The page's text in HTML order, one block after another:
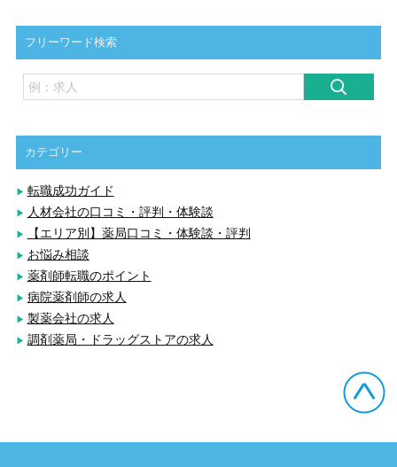
フリーワード検索
カテゴリー
転職成功ガイド
人材会社の口コミ・評判・体験談
【エリア別】薬局口コミ・体験談・評判
お悩み相談
薬剤師転職のポイント
病院薬剤師の求人
製薬会社の求人
調剤薬局・ドラッグストアの求人